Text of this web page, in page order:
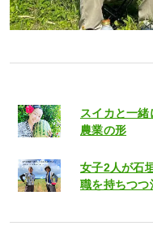
スイカと一
農業の形
女子2人が石
職を持ちつつ